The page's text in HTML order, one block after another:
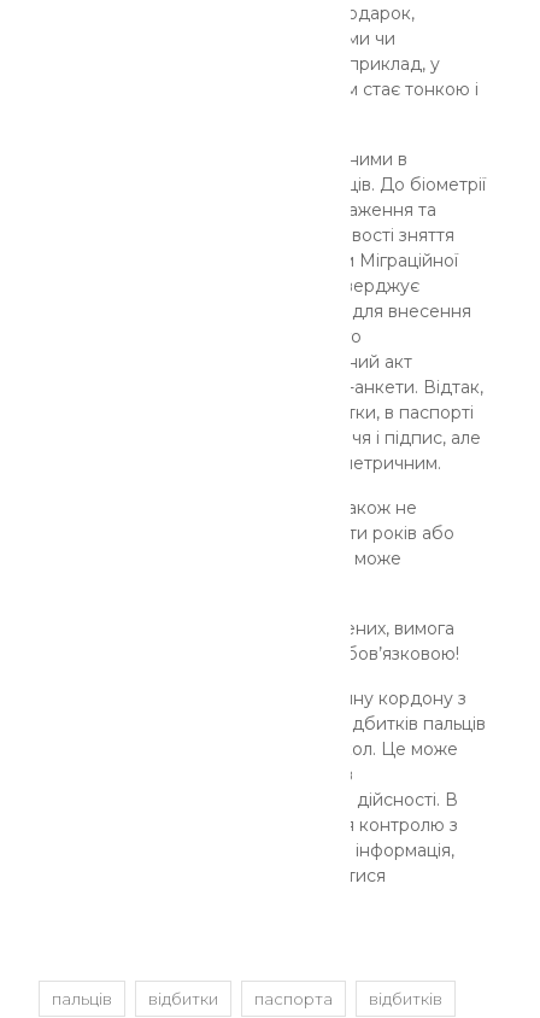
без належного захисту: домогосподарок,
будівельників або людей з віковими чи
фізіологічними особливостями, наприклад, у
людей похилого віку шкіра з часом стає тонкою і
Нагадаємо, що біометричними даними в
паспорті є не лише відбитки пальців. До біометрії
також відносяться скан фотозображення та
підпис особи. Тож, у разі неможливості зняття
відбитків пальців рук, працівником Міграційної
служби складається акт, який затверджує
керівник відповідного підрозділу, для внесення
інформації до Єдиного державного
демографічного реєстру. Зазначений акт
сканується та додається до заяви-анкети. Відтак,
у людини, у якої не знялися відбитки, в паспорті
будуть лише відцифроване обличчя і підпис, але
сам документ вважатиметься біометричним.
Зауважимо, що відбитки пальців також не
передбачено знімати дітям до 12-ти років або
людині, яка за станом здоров’я не може
У всіх інших випадках, крім наведених, вимога
наявності відбитків у паспорті є обов’язковою!
Що стосується процедури перетину кордону з
безвізовим паспортом, то звірка відбитків пальців
не входить в обов'язковий протокол. Це може
статися якщо виникають сумніви в
приналежності паспорта або його дійсності. В
цілому ж процедура проходження контролю з
відбитками буде швидшою, адже інформація,
яка міститься на чіпі буде зчитуватися
пальців відбитки паспорта відбитків